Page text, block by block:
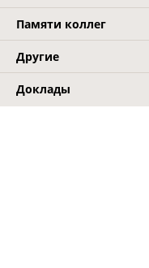
Памяти коллег
Другие
Доклады